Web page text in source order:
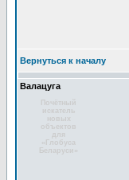
Вернуться к началу
Валацуга
Почётный
искатель
новых
объектов
для
«Глобуса
Беларуси»